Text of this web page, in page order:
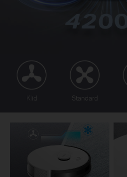
Klid Standard